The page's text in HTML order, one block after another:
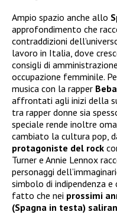
Ampio spazio anche allo
approfondimento che
contraddizioni
lavoro in Italia, dove
consigli di
occupazione femminile.
musica con la rapper Beba
affrontati agli inizi della
tra rapper donne sia
speciale rende inoltre
cambiato la cultura pop,
protagoniste del rock
Turner e Annie Lennox
personaggi
simbolo di indipendenza e
fatto che nei prossimi
(Spagna in testa)